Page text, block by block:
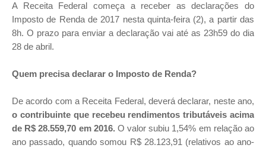
A Receita Federal começa a receber as declarações do
Imposto de Renda de 2017 nesta quinta-feira (2), a partir das
8h. O prazo para enviar a declaração vai até as 23h59 do dia
28 de abril.
Quem precisa declarar o Imposto de Renda?
De acordo com a Receita Federal, deverá declarar, neste ano,
o contribuinte que recebeu rendimentos tributáveis acima
de R$ 28.559,70 em 2016. O valor subiu 1,54% em relação ao
ano passado, quando somou R$ 28.123,91 (relativos ao ano-